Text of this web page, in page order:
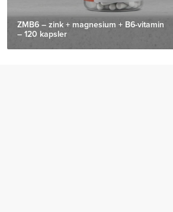
ZMB6 – zink + magnesium + B6-vitamin
– 120 kapsler